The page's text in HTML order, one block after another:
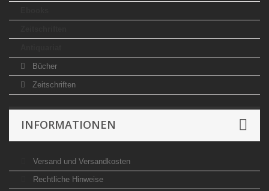
Bücher
Zeitschriften
INFORMATIONEN
Versand und Versandkosten
Rechtliche Hinweise